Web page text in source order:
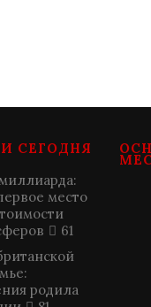
СЕГОДНЯ
место
61
родила